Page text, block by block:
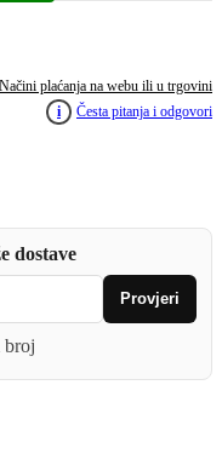
Načini plaćanja na webu ili u trgovini
i
Česta pitanja i odgovori
dostave
Provjeri
broj